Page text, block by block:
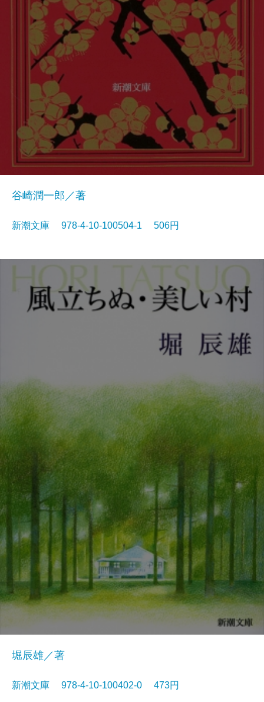
谷崎潤一郎／著
新潮文庫 978-4-10-100504-1 506円
堀辰雄／著
新潮文庫 978-4-10-100402-0 473円